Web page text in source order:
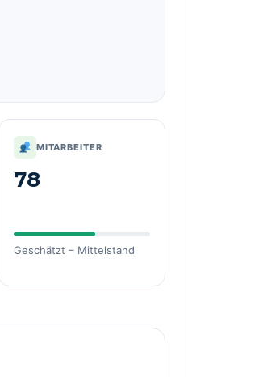
MITARBEITER
78
Geschätzt – Mittelstand